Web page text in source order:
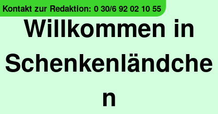
Willkommen in
Schenkenländche
n
Kontakt zur Redaktion: 0 30/6 92 02 10 55